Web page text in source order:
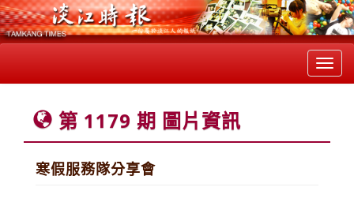
第 1179 期 圖片資訊
寒假服務隊分享會